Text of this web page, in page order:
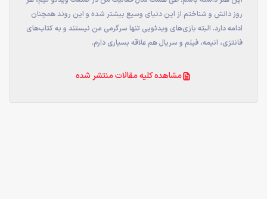
روز دانش و شناختم از این دنیای وسیع بیشتر شده و این روند همچنان
ادامه دارد. البته بازی‌های ویدئویی تنها سرگرمی من نیستند و به کتاب‌های
فانتزی، انیمه، فیلم و سریال هم علاقه بسیاری دارم.
مشاهده کلیه مقالات منتشر شده